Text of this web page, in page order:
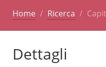
Home Ricerca
Dettagli